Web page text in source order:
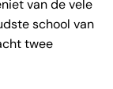
van de vele
school van
twee